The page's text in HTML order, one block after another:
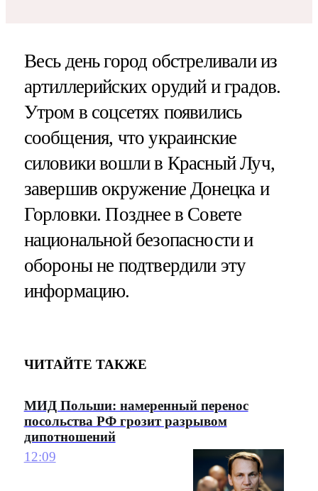
Весь день город обстреливали из
артиллерийских орудий и градов.
Утром в соцсетях появились
сообщения, что украинские
силовики вошли в Красный Луч,
завершив окружение Донецка и
Горловки. Позднее в Совете
национальной безопасности и
обороны не подтвердили эту
информацию.
ЧИТАЙТЕ ТАКЖЕ
МИД Польши: намеренный перенос
посольства РФ грозит разрывом
дипотношений
12:09